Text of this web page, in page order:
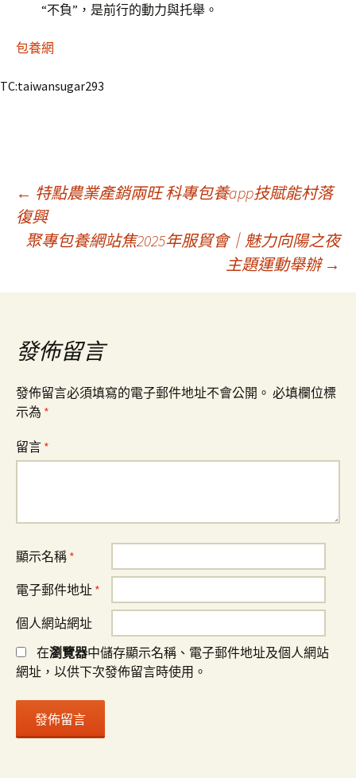
“不負”，是前行的動力與托舉。
包養網
TC:taiwansugar293
文
章
導
覽
← 特點農業產銷兩旺 科專包養app技賦能村落
復興
聚專包養網站焦2025年服貿會｜魅力向陽之夜
主題運動舉辦 →
發佈留言
發佈留言必須填寫的電子郵件地址不會公開。 必填欄位標
示為 *
留言 *
顯示名稱 *
電子郵件地址 *
個人網站網址
在瀏覽器中儲存顯示名稱、電子郵件地址及個人網站
網址，以供下次發佈留言時使用。